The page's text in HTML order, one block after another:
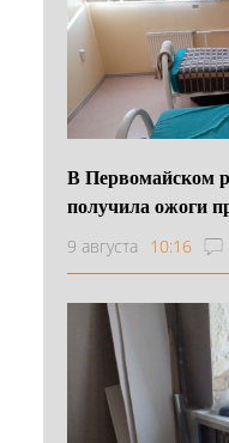
В Первомайском
получила ожоги
9 августа 10:16